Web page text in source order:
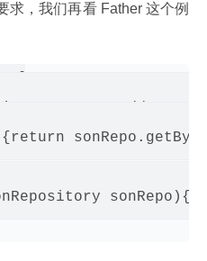
求，我们再看 Father 这个例